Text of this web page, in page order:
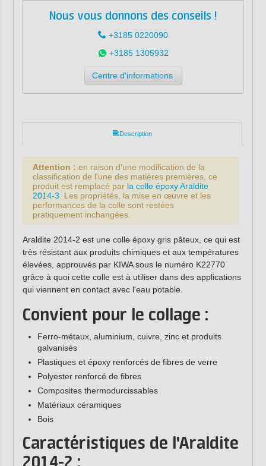
Nous vous donnons des conseils !
+3185 0220090
+3185 1305932
Centre d'informations
Description
Attention : en raison d'une modification de la
classification de l'une des matières premières, ce
produit est remplacé par la colle époxy Araldite
2014-3 . Les propriétés, la mise en œuvre et les
performances de la colle sont restées
pratiquement inchangées.
Araldite 2014-2 est une colle époxy gris pâteux, ce qui est
très résistant aux produits chimiques et aux températures
élevées, approuvés par KIWA sous le numéro K22770
grâce à quoi cette colle est à utiliser dans des applications
qui viennent en contact avec l'eau potable.
Convient pour le collage :
Ferro-métaux, aluminium, cuivre, zinc et produits
galvanisés
Plastiques et époxy renforcés de fibres de verre
Polyester renforcé de fibres
Composites thermodurcissables
Matériaux céramiques
Bois
Caractéristiques de l'Araldite